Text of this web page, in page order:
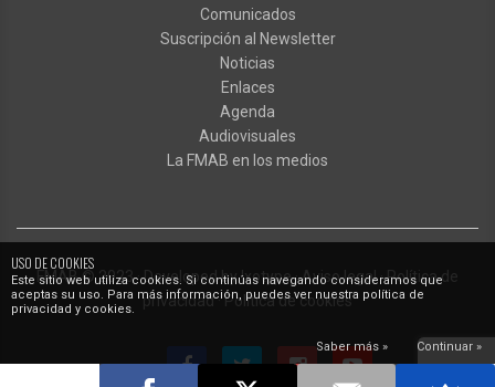
USO DE COOKIES
Este sitio web utiliza cookies. Si continúas navegando consideramos que
aceptas su uso. Para más información, puedes ver nuestra política de
privacidad y cookies.
Saber más » Continuar »
Comunicados
Suscripción al Newsletter
Noticias
Enlaces
Agenda
Audiovisuales
La FMAB en los medios
FMAB© 2023·Developed byIxotype·Aviso legal·Política de
privacidad·Política de cookies